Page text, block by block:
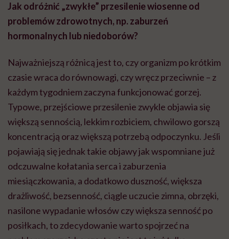
Jak odróżnić „zwykłe” przesilenie wiosenne od
problemów zdrowotnych, np. zaburzeń
hormonalnych lub niedoborów?
Najważniejszą różnicą jest to, czy organizm po krótkim
czasie wraca do równowagi, czy wręcz przeciwnie – z
każdym tygodniem zaczyna funkcjonować gorzej.
Typowe, przejściowe przesilenie zwykle objawia się
większą sennością, lekkim rozbiciem, chwilowo gorszą
koncentracją oraz większą potrzebą odpoczynku. Jeśli
pojawiają się jednak takie objawy jak wspomniane już
odczuwalne kołatania serca i zaburzenia
miesiączkowania, a dodatkowo duszność, większa
drażliwość, bezsenność, ciągle uczucie zimna, obrzęki,
nasilone wypadanie włosów czy większa senność po
posiłkach, to zdecydowanie warto spojrzeć na